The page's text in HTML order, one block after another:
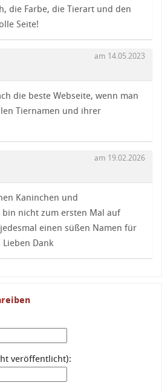
die Farbe, die Tierart und den
Seite!
am 14.05.2023
die beste Webseite, wenn man
Tiernamen und ihrer
am 19.02.2026
Kaninchen und
nicht zum ersten Mal auf
einen süßen Namen für
Dank
veröffentlicht):